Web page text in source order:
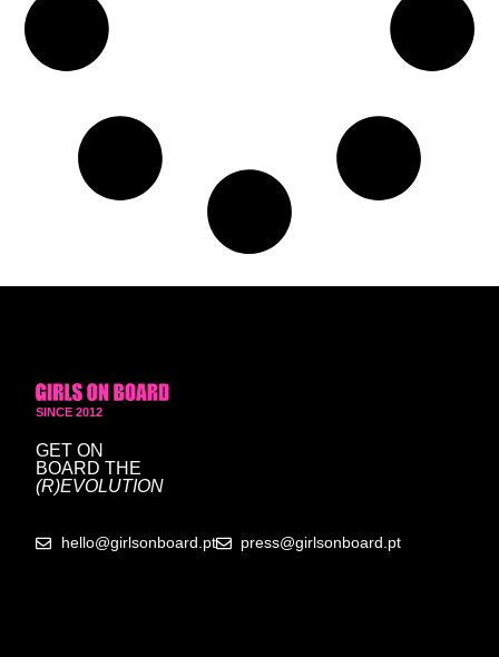
SINCE 2012
GET ON
BOARD THE
(R)EVOLUTION
hello@girlsonboard.pt press@girlsonboard.pt